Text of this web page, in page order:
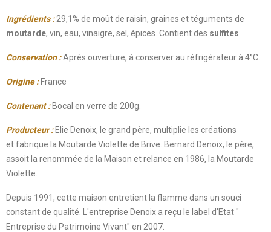
Ingrédients :29,1% de moût de raisin, graines et téguments de
moutarde, vin, eau, vinaigre, sel, épices. Contient des sulfites
Conservation :Après ouverture, à conserver au réfrigérateur à 4°C.
Origine : France
Contenant : Bocal en verre de 200g.
Producteur : Elie Denoix, le grand père, multiplie les créations
et fabrique la Moutarde Violette de Brive. Bernard Denoix, le père,
assoit la renommée de la Maison et relance en 1986, la Moutarde
Violette.
Depuis 1991, cette maison entretient la flamme dans un souci
constant de qualité. L'entreprise Denoix a reçu le label d'Etat "
Entreprise du Patrimoine Vivant" en 2007.